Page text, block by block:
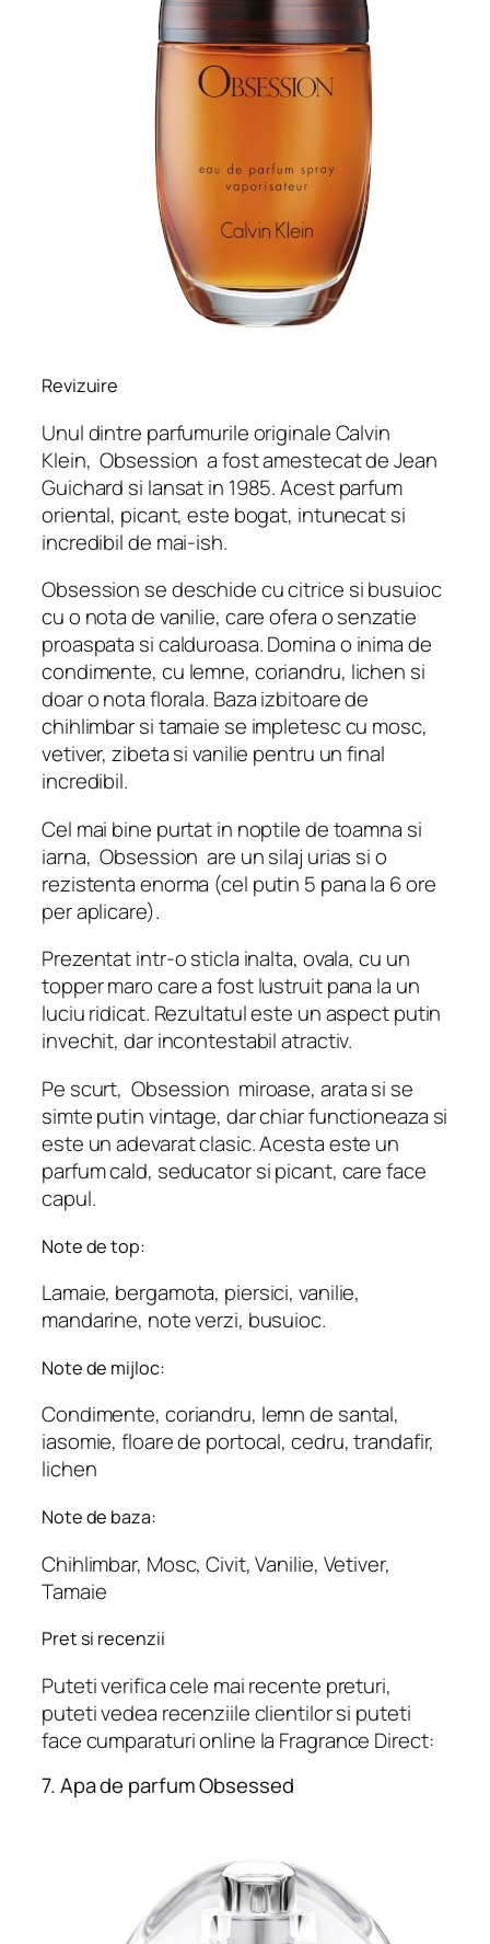
Revizuire
Unul dintre parfumurile originale Calvin
Klein,Obsession a fost amestecat de Jean
Guichard si lansat in 1985. Acest parfum
oriental, picant, este bogat, intunecat si
incredibil de mai-ish.
Obsession se deschide cu citrice si busuioc
cu o nota de vanilie, care ofera o senzatie
proaspata si calduroasa. Domina o inima de
condimente, cu lemne, coriandru, lichen si
doar o nota florala. Baza izbitoare de
chihlimbar si tamaie se impletesc cu mosc,
vetiver, zibeta si vanilie pentru un final
incredibil.
Cel mai bine purtat in noptile de toamna si
iarna,Obsession are un silaj urias si o
rezistenta enorma (cel putin 5 pana la 6 ore
per aplicare).
Prezentat intr-o sticla inalta, ovala, cu un
topper maro care a fost lustruit pana la un
luciu ridicat. Rezultatul este un aspect putin
invechit, dar incontestabil atractiv.
Pe scurt, Obsession miroase, arata si se
simte putin vintage, dar chiar functioneaza si
este un adevarat clasic. Acesta este un
parfum cald, seducator si picant, care face
capul.
Note de top:
Lamaie, bergamota, piersici, vanilie,
mandarine, note verzi, busuioc.
Note de mijloc:
Condimente, coriandru, lemn de santal,
iasomie, floare de portocal, cedru, trandafir,
lichen
Note de baza:
Chihlimbar, Mosc, Civit, Vanilie, Vetiver,
Tamaie
Pret si recenzii
Puteti verifica cele mai recente preturi,
puteti vedea recenziile clientilor si puteti
face cumparaturi online la Fragrance Direct:
7. Apa de parfum Obsessed